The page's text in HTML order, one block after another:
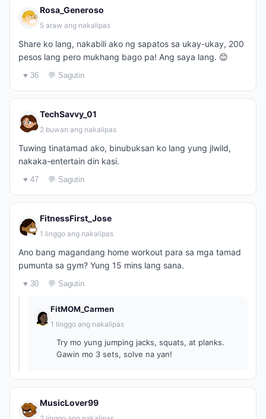
Rosa_Generoso
5 araw ang nakalipas
Share ko lang, nakabili ako ng sapatos sa ukay-ukay, 200
pesos lang pero mukhang bago pa! Ang saya lang. 😊
♥ 36 💬 Sagutin
TechSavvy_01
2 buwan ang nakalipas
Tuwing tinatamad ako, binubuksan ko lang yung jlwild,
nakaka-entertain din kasi.
♥ 47 💬 Sagutin
FitnessFirst_Jose
1 linggo ang nakalipas
Ano bang magandang home workout para sa mga tamad
pumunta sa gym? Yung 15 mins lang sana.
♥ 30 💬 Sagutin
FitMOM_Carmen
1 linggo ang nakalipas
Try mo yung jumping jacks, squats, at planks.
Gawin mo 3 sets, solve na yan!
MusicLover99